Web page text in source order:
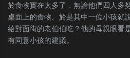
於食物實在太多了，無論他們四人多
桌面上的食物。於是其中一位小孩就
給對面街的老伯伯吃？他的母親眼看
有同意小孩的建議。